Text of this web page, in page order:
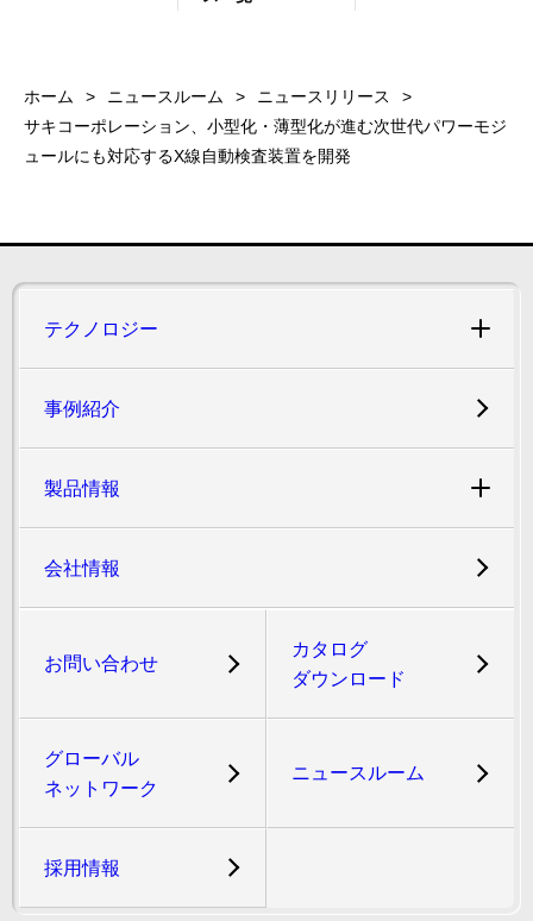
ホーム ニュースルーム
ニュースリリース
サキコーポレーション、小型化・薄型化が進む次世代パワーモジ
ュールにも対応するX線自動検査装置を開発
テクノロジー
事例紹介
製品情報
会社情報
お問い合わせ
カタログ
ダウンロード
グローバル
ネットワーク
ニュースルーム
採用情報